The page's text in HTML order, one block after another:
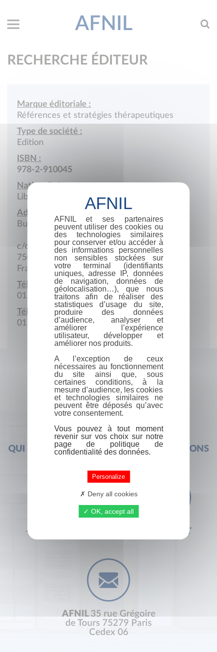
AFNIL
RECHERCHE ÉDITEUR
Marque éditoriale :
Références et stratégies thérapeutiques
Type de société :
Edition
ISBN :
978-2-910045
Nationalité :
Liban
Adresse :
Bureau parisien
c/o Abi Yaghi Habib, 23, square St-Charles
75012 Paris
France
Téléphone :
01.44.87.00.24
Télécopie :
01.43.46.97.93
QUI SOMMES-NOUS ? FOIRE AUX QUESTIONS
+33 (0) 1 44 41 29 19 CONTACT
AFNIL 35 rue Grégoire
de Tours 75279 Paris
Cedex 06
AFNIL et ses partenaires
peuvent utiliser des cookies ou
des technologies similaires
pour conserver et/ou accéder à
des informations personnelles
non sensibles stockées sur
votre terminal (identifiants
uniques, adresse IP, données
de navigation, données de
géolocalisation…), que nous
traitons afin de réaliser des
statistiques d’usage du site,
produire des données
d’audience, analyser et
améliorer l’expérience
utilisateur, développer et
améliorer nos produits.
A l’exception de ceux
nécessaires au fonctionnement
du site ainsi que, sous
certaines conditions, à la
mesure d’audience, les cookies
et technologies similaires ne
peuvent être déposés qu’avec
votre consentement.
Vous pouvez à tout moment
revenir sur vos choix sur notre
page de politique de
confidentialité des données.
Personalize
Deny all cookies
OK, accept all